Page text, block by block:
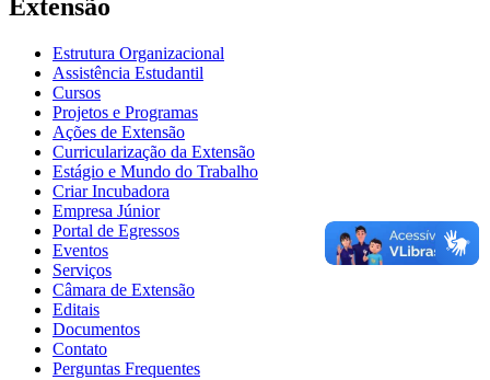
Extensão
Estrutura Organizacional
Assistência Estudantil
Cursos
Projetos e Programas
Ações de Extensão
Curricularização da Extensão
Estágio e Mundo do Trabalho
Criar Incubadora
Empresa Júnior
Portal de Egressos
Eventos
Serviços
Câmara de Extensão
Editais
Documentos
Contato
Perguntas Frequentes